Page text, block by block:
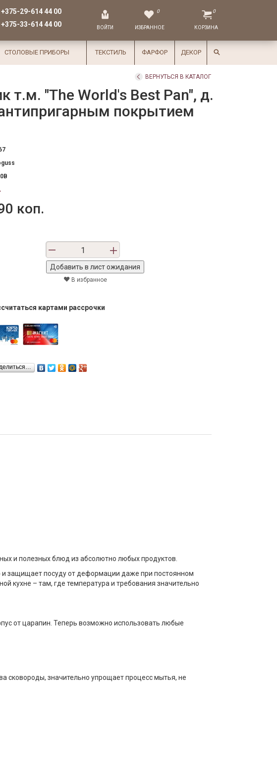
+375-29-614 44 00
+375-33-614 44 00
ВОЙТИ
0
ИЗБРАННОЕ
0
КОРЗИНА
СТОЛОВЫЕ ПРИБОРЫ ТЕКСТИЛЬ ФАРФОР ДЕКОР
ВЕРНУТЬСЯ В КАТАЛОГ
т.м. "The World's Best Pan", д.
покрытием
коп.
В избранное
картами рассрочки
и полезных блюд из абсолютно любых продуктов.
защищает посуду от деформации даже при постоянном
кухне – там, где температура и требования значительно
от царапин. Теперь возможно использовать любые
сковороды, значительно упрощает процесс мытья, не